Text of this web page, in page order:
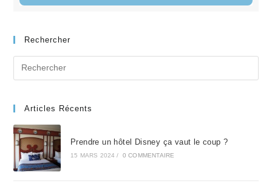
Rechercher
Search
for:
Articles Récents
Prendre un hôtel Disney ça vaut le coup ?
15 MARS 2024 / 0 COMMENTAIRE